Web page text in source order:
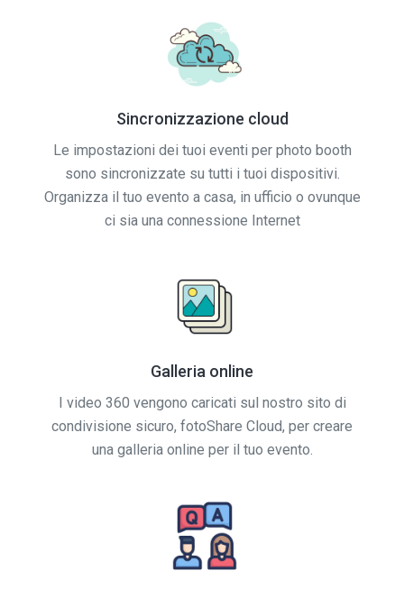
Sincronizzazione cloud
Le impostazioni dei tuoi eventi per photo booth
sono sincronizzate su tutti i tuoi dispositivi.
Organizza il tuo evento a casa, in ufficio o ovunque
ci sia una connessione Internet
Galleria online
I video 360 vengono caricati sul nostro sito di
condivisione sicuro, fotoShare Cloud, per creare
una galleria online per il tuo evento.